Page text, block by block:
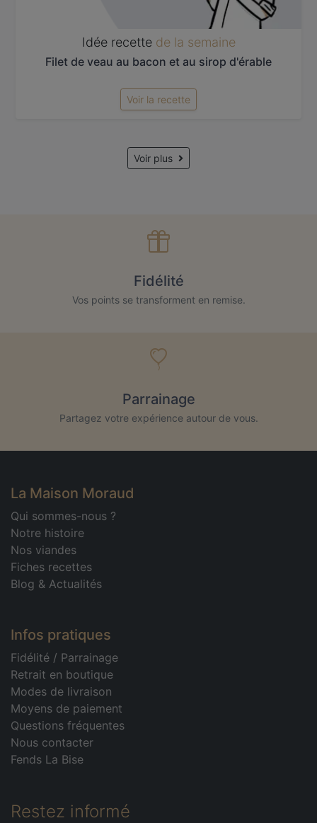
Idée recette de la semaine
Filet de veau au bacon et au sirop d'érable
Voir la recette
Voir plus
Fidélité
Vos points se transforment en remise.
Parrainage
Partagez votre expérience autour de vous.
La Maison Moraud
Qui sommes-nous ?
Notre histoire
Nos viandes
Fiches recettes
Blog & Actualités
Infos pratiques
Fidélité / Parrainage
Retrait en boutique
Modes de livraison
Moyens de paiement
Questions fréquentes
Nous contacter
Fends La Bise
Restez informé